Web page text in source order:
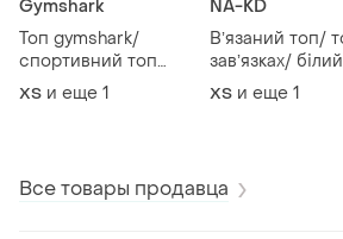
Gymshark
Топ gymshark/
спортивний топ
gymshark
ХS и еще 1
NA-KD
Вʼязаний топ/
завʼязках/
пляжний топ
ХS и еще 1
Все товары продавца